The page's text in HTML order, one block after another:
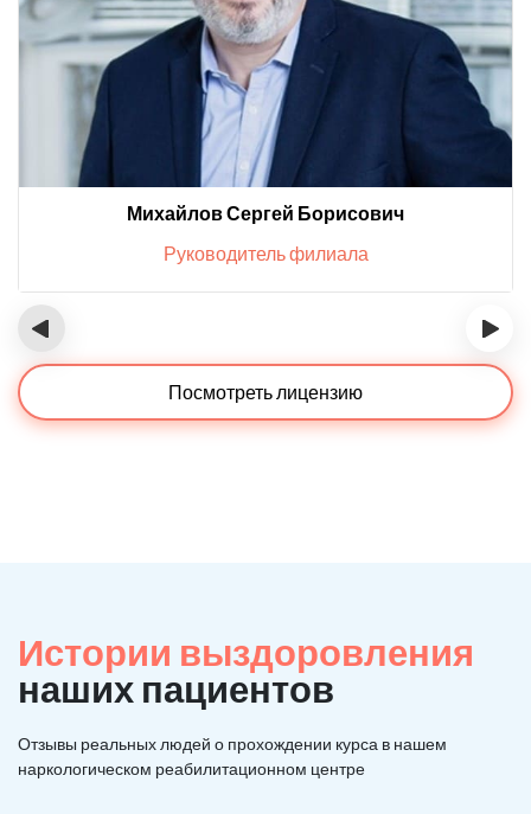
Михайлов Сергей Борисович
Руководитель филиала
‹ ›
Посмотреть лицензию
Истории выздоровления
наших пациентов
Отзывы реальных людей о прохождении курса в нашем
наркологическом реабилитационном центре